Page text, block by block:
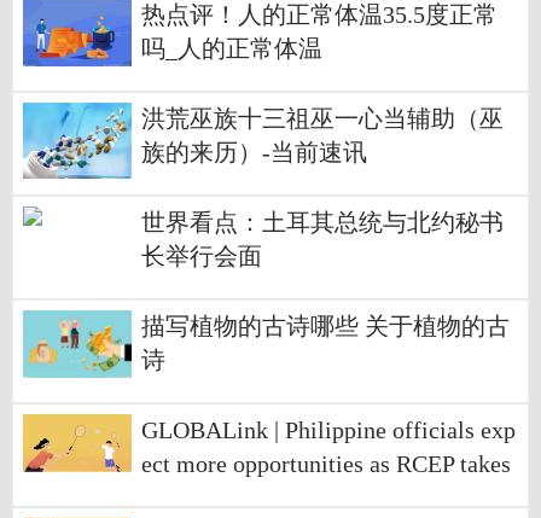
热点评！人的正常体温35.5度正常
吗_人的正常体温
洪荒巫族十三祖巫一心当辅助（巫
族的来历）-当前速讯
世界看点：土耳其总统与北约秘书
长举行会面
描写植物的古诗哪些 关于植物的古
诗
GLOBALink | Philippine officials exp
ect more opportunities as RCEP takes